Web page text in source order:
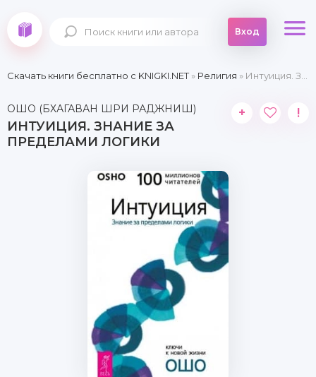
Вход
Скачать книги бесплатно c KNIGKI.NET» Религия » Интуиция. Знание за пределами логики
ОШО (БХАГАВАН ШРИ РАДЖНИШ)
ИНТУИЦИЯ. ЗНАНИЕ ЗА
ПРЕДЕЛАМИ ЛОГИКИ
+ !